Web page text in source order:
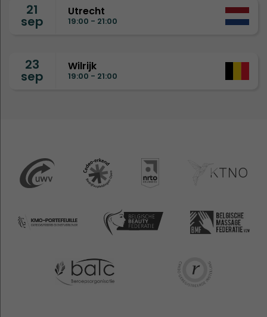
21
sep
Utrecht
19:00 - 21:00
23
sep
Wilrijk
19:00 - 21:00